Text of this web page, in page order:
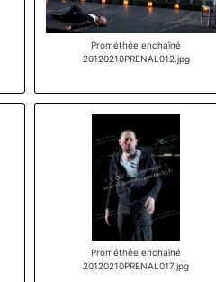
Prométhée enchaîné
20120210PRENAL012.jpg
Prométhée enchaîné
20120210PRENAL017.jpg